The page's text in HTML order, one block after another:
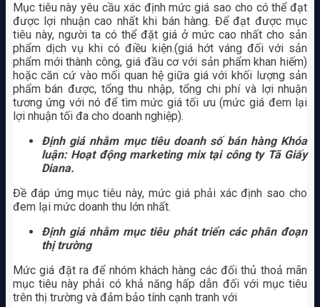
Mục tiêu này yêu cầu xác định mức giá sao cho có thể đạt
được lợi nhuận cao nhất khi bán hàng. Để đạt được mục
tiêu này, người ta có thể đặt giá ở mức cao nhất cho sản
phẩm dịch vụ khi có điều kiện.(giá hớt váng đối với sản
phẩm mới thành công, giá đầu cơ với sản phẩm khan hiếm)
hoặc căn cứ vào mối quan hệ giữa giá với khối lượng sản
phẩm bán được, tổng thu nhập, tổng chi phí và lợi nhuận
tương ứng với nó để tìm mức giá tối ưu (mức giá đem lại
lợi nhuận tối đa cho doanh nghiệp).
Định giá nhằm mục tiêu doanh số bán hàng Khóa
luận: Hoạt động marketing mix tại công ty Tã Giấy
Diana.
Đề đáp ứng mục tiêu này, mức giá phải xác định sao cho
đem lại mức doanh thu lớn nhất.
Định giá nhằm mục tiêu phát triển các phân đoạn
thị trường
Mức giá đặt ra để nhóm khách hàng các đối thủ thoả mãn
mục tiêu này phải có khả năng hấp dẫn đối với mục tiêu
trên thị trường và đảm bảo tính cạnh tranh với